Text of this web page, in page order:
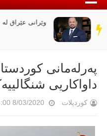
سەر
دێڕ
وێرانی عێراق لە
پەرلەمانی
داواکاریی
کوردپلات 8/03/2020 12:24:00 ص